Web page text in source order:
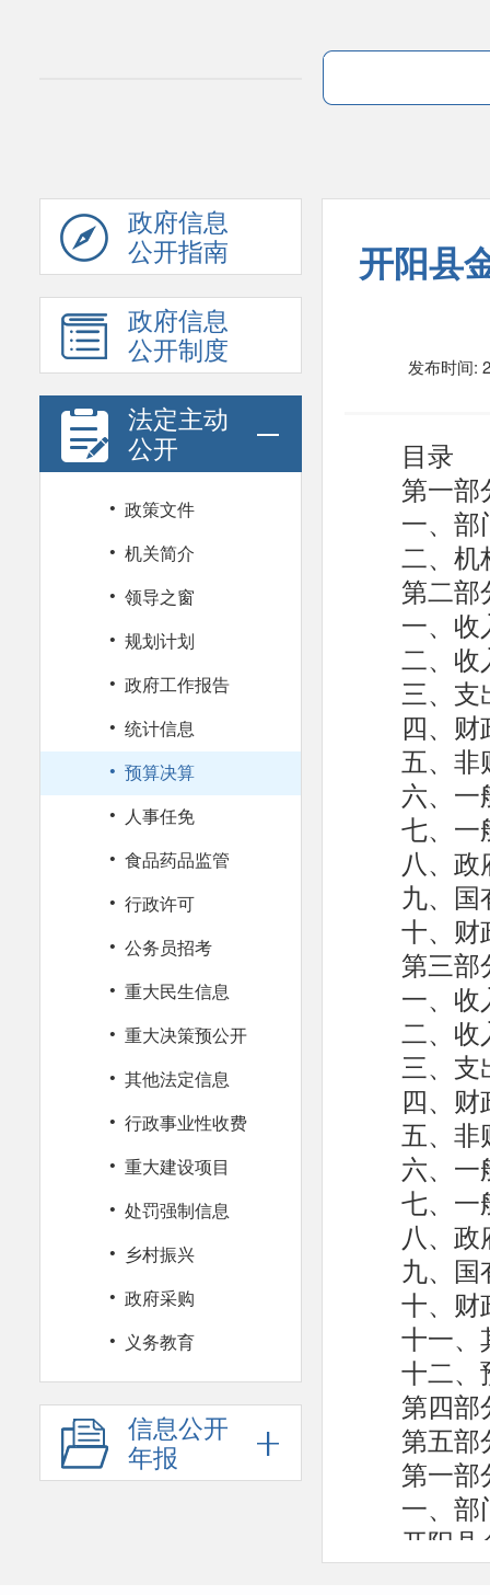
政府信息
公开指南
政府信息
公开制度
法定主动
公开
· 政策文件
· 机关简介
· 领导之窗
· 规划计划
· 政府工作报告
· 统计信息
· 预算决算
· 人事任免
· 食品药品监管
· 行政许可
· 公务员招考
· 重大民生信息
· 重大决策预公开
· 其他法定信息
· 行政事业性收费
· 重大建设项目
· 处罚强制信息
· 乡村振兴
· 政府采购
· 义务教育
信息公开
年报
开阳县
发布时间:
目录
第一部
一、部
二、机
第二部
一、收
二、收
三、支
四、
五、非
六、一
七、一
八、
九、
十、财
第三部
一、收
二、收
三、支
四、
五、非
六、一
七、一
八、
九、
十、财
十一、
十二、
第四部
第五部
第一部
一、部
开阳
设和管理